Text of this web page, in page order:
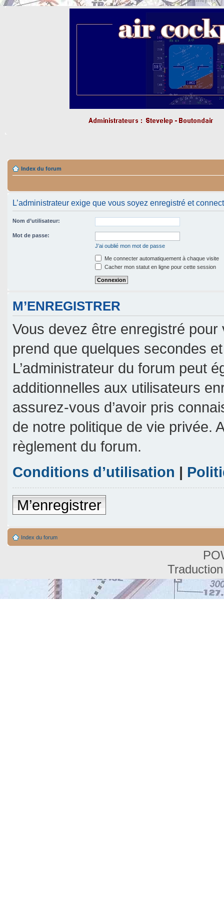
Index du forum
L’administrateur exige que vous soyez enregistré et
Nom d’utilisateur:
Mot de passe:
J’ai oublié mon mot de passe
Me connecter automatiquement à chaque visite
Cacher mon statut en ligne pour cette session
M’ENREGISTRER
Vous devez être enregistré pour
prend que quelques secondes
L’administrateur du forum peut
additionnelles aux utilisateurs
assurez-vous d’avoir pris
de notre politique de vie privée.
règlement du forum.
Conditions d’utilisation |
M’enregistrer
Index du forum